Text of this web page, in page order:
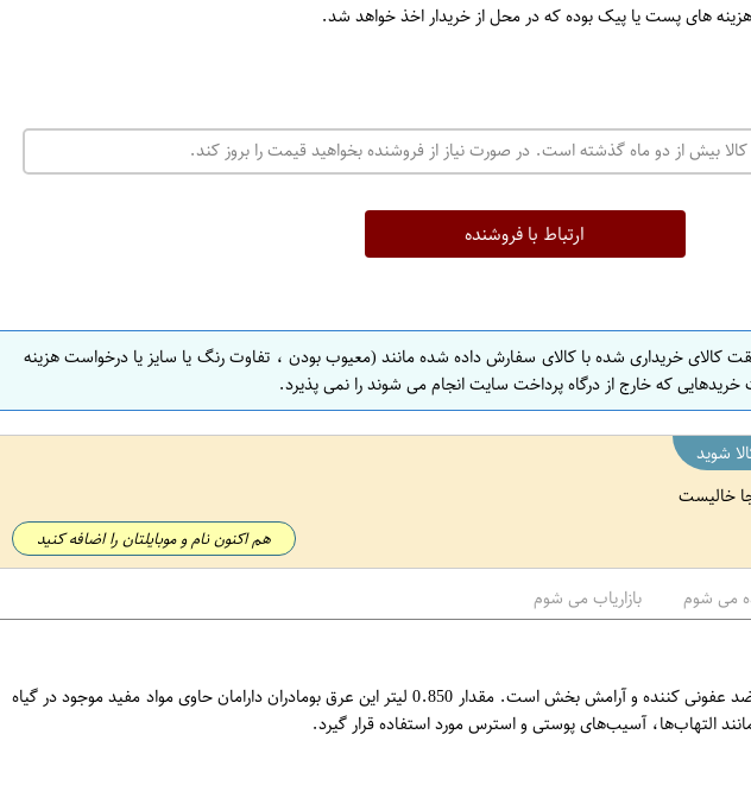
ت
ه
ص
ف
ه
ا
ن
ا
ف
ه
هزینه های پست یا پیک بوده که در محل از خریدار اخذ خواهد شد.
کالا بیش از دو ماه گذشته است. در صورت نیاز از فروشنده بخواهید قیمت را بروز کند.
ارتباط با فروشنده
کالای خریداری شده با کالای سفارش داده شده مانند (معیوب بودن ، تفاوت رنگ یا سایز یا درخواست هزینه
که خارج از درگاه پرداخت سایت انجام می شوند را نمی پذیرد.
شوید
خالیست
هم اکنون نام و موبایلتان را اضافه کنید
می شوم بازاریاب می شوم
عرق بومادران دارامان یک محصول گیاهی طبیعی است که از گیاه بومادران استخراج می‌شود. این عرق دارای خواص ضد التهابی، ضد عفونی کننده و آرامش بخش است. مقدار 0.850 لیتر این عرق بومادران دارامان حاوی مواد مفید موجود در گیاه
التهاب‌ها، آسیب‌های پوستی و استرس مورد استفاده قرار گیرد.